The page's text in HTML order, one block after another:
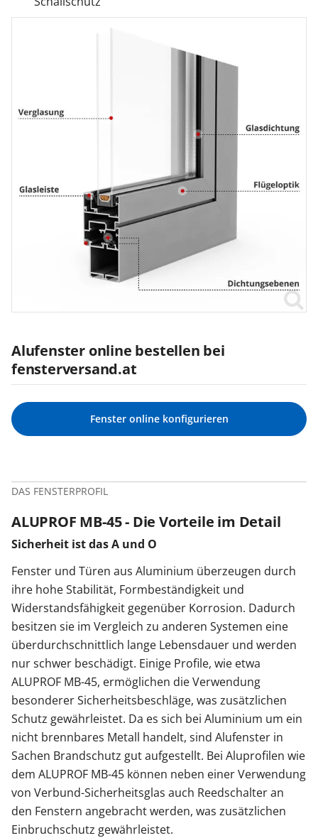
Alufenster online bestellen bei
fensterversand.at
Fenster online konfigurieren
DAS FENSTERPROFIL
ALUPROF MB-45 - Die Vorteile im Detail
Sicherheit ist das A und O
Fenster und Türen aus Aluminium überzeugen durch
ihre hohe Stabilität, Formbeständigkeit und
Widerstandsfähigkeit gegenüber Korrosion. Dadurch
besitzen sie im Vergleich zu anderen Systemen eine
überdurchschnittlich lange Lebensdauer und werden
nur schwer beschädigt. Einige Profile, wie etwa
ALUPROF MB-45, ermöglichen die Verwendung
besonderer Sicherheitsbeschläge, was zusätzlichen
Schutz gewährleistet. Da es sich bei Aluminium um ein
nicht brennbares Metall handelt, sind Alufenster in
Sachen Brandschutz gut aufgestellt. Bei Aluprofilen wie
dem ALUPROF MB-45 können neben einer Verwendung
von Verbund-Sicherheitsglas auch Reedschalter an
den Fenstern angebracht werden, was zusätzlichen
Einbruchschutz gewährleistet.